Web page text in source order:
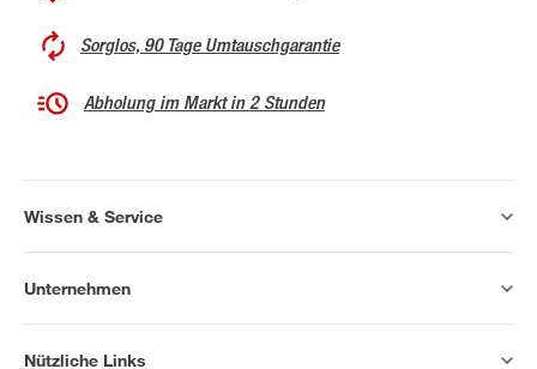
Sorglos, 90 Tage Umtauschgarantie
Abholung im Markt in 2 Stunden
Wissen & Service
Unternehmen
Nützliche Links